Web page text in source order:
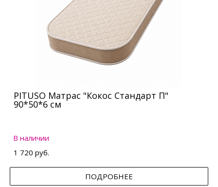
PITUSO Матрас "Кокос Стандарт П"
90*50*6 см
В наличии
1 720 руб.
ПОДРОБНЕЕ